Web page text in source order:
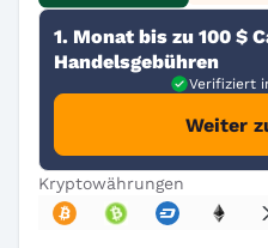
1. Monat bis zu 100 $
Handelsgebühren
Verifiziert
Weiter
Kryptowährungen